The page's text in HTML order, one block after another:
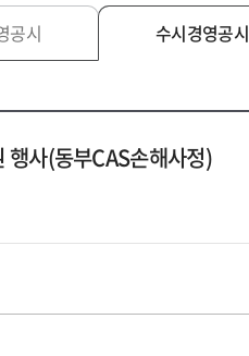
공시 수시경영공시
행사(동부CAS손해사정)